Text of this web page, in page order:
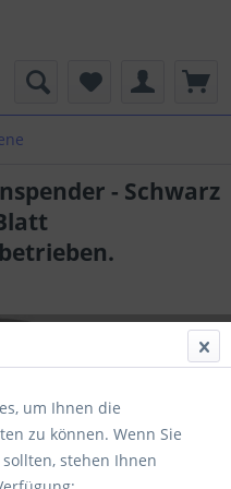
- Schwarz
um Ihnen die
zu können. Wenn Sie
stehen Ihnen